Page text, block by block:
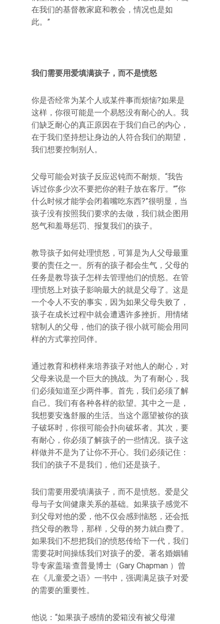
在我们的基督教家庭和教会，情况也是如
此。”
我们需要用爱填满孩子，而不是愤怒
你是否经常为某个人或某件事而烦恼?如果是
这样，你很可能是一个易怒没有耐心的人。我
们缺乏耐心的真正原因在于我们自己的内心，
在于我们坚持想让身边的人符合我们的期望，
我们想要控制别人。
父母可能会对孩子反应迟钝而不耐烦。“我告
诉过你多少次不要把你的鞋子放在客厅。”“你
什么时候才能学会闭着嘴吃东西?”很明显，当
孩子没有按照我们要求的去做，我们就企图用
怒气和羞辱惩罚、报复我们的孩子。
教导孩子如何处理愤怒，可算是为人父母最重
要的责任之一。所有的孩子都会生气，父母的
任务是教导孩子怎样去管理他们的愤怒。在管
理愤怒上对孩子影响最大的就是父母了。这是
一个令人不安的事实，因为如果父母失败了，
孩子在成长过程中就会遭遇许多挫折。用情绪
辖制人的父母，他们的孩子很小就可能会用同
样的方式掌控同伴。
通过教育和榜样来培养孩子对他人的耐心，对
父母来说是一个巨大的挑战。为了有耐心，我
们必须知道至少两件事。首先，我们必须了解
自己。我们有各种各样的欲望。其中之一是，
我想要安逸舒服的生活。当这个愿望被你的孩
子破坏时，你很可能会扑向破坏者。其次，要
有耐心，你必须了解孩子的一些情况。孩子这
样做并不是为了让你不开心。我们必须记住：
我们的孩子不是我们，他们还是孩子。
我们需要用爱填满孩子，而不是愤怒。爱是父
母与子女间健康关系的基础。如果孩子感觉不
到父母对他的爱，他不仅会感到恼怒，还会抵
挡父母的教导，那样，父母的努力就白费了。
如果我们不想把我们的愤怒传给下一代，我们
需要花时间操练我们对孩子的爱。著名婚姻辅
导专家盖瑞·查普曼博士（Gary Chapman ）曾
在《儿童爱之语》一书中，强调满足孩子对爱
的需要的重要性。
他说：“如果孩子感情的爱箱没有被父母灌